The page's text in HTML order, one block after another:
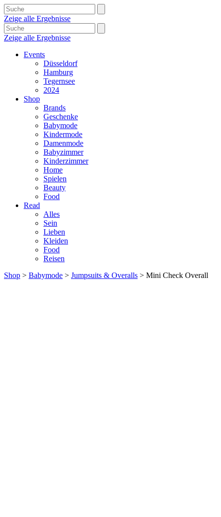
Zeige alle Ergebnisse
Zeige alle Ergebnisse
Events
Düsseldorf
Hamburg
Tegernsee
2024
Shop
Brands
Geschenke
Babymode
Kindermode
Damenmode
Babyzimmer
Kinderzimmer
Home
Spielen
Beauty
Food
Read
Alles
Sein
Lieben
Kleiden
Food
Reisen
Shop > Babymode > Jumpsuits & Overalls > Mini Check Overall